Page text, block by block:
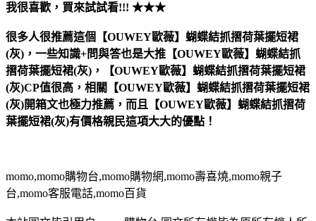
我很喜歡，買來試試看!!! ★★★
很多人很推薦這個【OUWEY歐薇】蝴蝶結抓摺荷葉擺短裙
(灰)，一些知識+問與答也是大推【OUWEY歐薇】蝴蝶結抓
摺荷葉擺短裙(灰)，【OUWEY歐薇】蝴蝶結抓摺荷葉擺短裙
(灰)CP值很高，相關【OUWEY歐薇】蝴蝶結抓摺荷葉擺短裙
(灰)開箱文也極力推薦，而且【OUWEY歐薇】蝴蝶結抓摺荷
葉擺短裙(灰)有價格親民這項大大的優點！
momo,momo購物台,momo購物網,momo壽喜燒,momo親子
台,momo客服電話,momo百貨